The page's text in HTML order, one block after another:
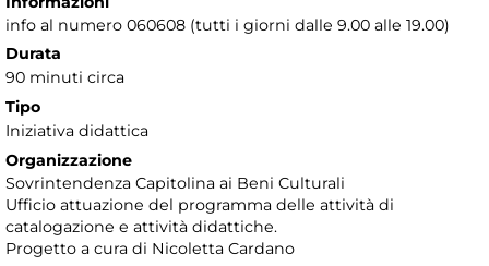
info al numero 060608 (tutti i giorni dalle 9.00 alle 19.00)
Durata
90 minuti circa
Tipo
Iniziativa didattica
Organizzazione
Sovrintendenza Capitolina ai Beni Culturali
Ufficio attuazione del programma delle attività di
catalogazione e attività didattiche.
Progetto a cura di Nicoletta Cardano